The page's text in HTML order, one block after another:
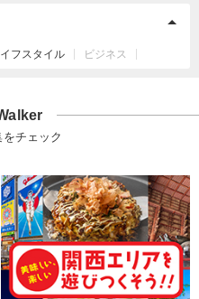
フスタイル ビジネス
チェック